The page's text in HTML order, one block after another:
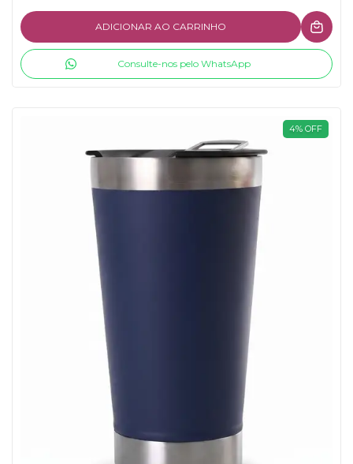
ADICIONAR AO CARRINHO
Consulte-nos pelo WhatsApp
4% OFF